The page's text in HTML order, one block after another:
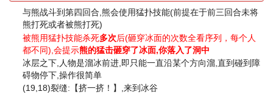
与熊战斗到第四回合,熊会使用猛扑技能(前提在于前三回合未将
熊打死或者被熊打死)
被熊用猛扑技能杀死多次后(砸穿冰面的次数全看序列，每个人
都不同),会提示熊的猛击砸穿了冰面,你落入了洞中
冰层之下,人物是溜冰前进,即只能一直沿某个方向溜,直到碰到障
碍物停下,操作很简单
(19,18)裂缝:【挤一挤！】,来到冰谷